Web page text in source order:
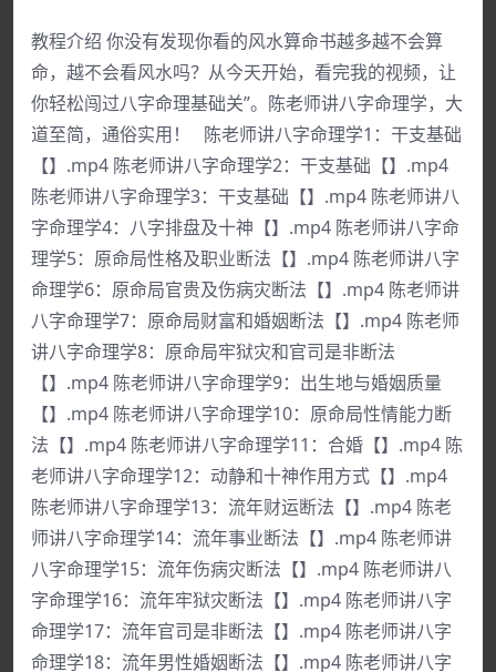
教程介绍 你没有发现你看的风水算命书越多越不会算
命，越不会看风水吗？从今天开始，看完我的视频，让
你轻松闯过八字命理基础关”。陈老师讲八字命理学，大
道至简，通俗实用！ 陈老师讲八字命理学1：干支基础
【】.mp4 陈老师讲八字命理学2：干支基础【】.mp4
陈老师讲八字命理学3：干支基础【】.mp4 陈老师讲八
字命理学4：八字排盘及十神【】.mp4 陈老师讲八字命
理学5：原命局性格及职业断法【】.mp4 陈老师讲八字
命理学6：原命局官贵及伤病灾断法【】.mp4 陈老师讲
八字命理学7：原命局财富和婚姻断法【】.mp4 陈老师
讲八字命理学8：原命局牢狱灾和官司是非断法
【】.mp4 陈老师讲八字命理学9：出生地与婚姻质量
【】.mp4 陈老师讲八字命理学10：原命局性情能力断
法【】.mp4 陈老师讲八字命理学11：合婚【】.mp4 陈
老师讲八字命理学12：动静和十神作用方式【】.mp4
陈老师讲八字命理学13：流年财运断法【】.mp4 陈老
师讲八字命理学14：流年事业断法【】.mp4 陈老师讲
八字命理学15：流年伤病灾断法【】.mp4 陈老师讲八
字命理学16：流年牢狱灾断法【】.mp4 陈老师讲八字
命理学17：流年官司是非断法【】.mp4 陈老师讲八字
命理学18：流年男性婚姻断法【】.mp4 陈老师讲八字